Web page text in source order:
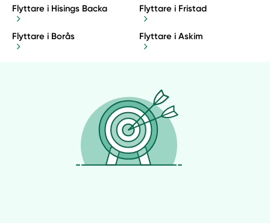
Flyttare i Hisings Backa Flyttare i Fristad
Flyttare i Borås Flyttare i Askim